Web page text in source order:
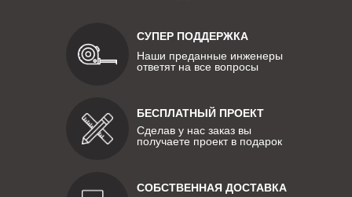
СУПЕР ПОДДЕРЖКА
Наши преданные инженеры
ответят на все вопросы
БЕСПЛАТНЫЙ ПРОЕКТ
Сделав у нас заказ вы
получаете проект в подарок
СОБСТВЕННАЯ ДОСТАВКА